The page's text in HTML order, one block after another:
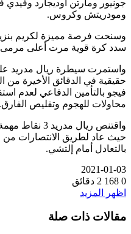
جونيور ومارتن أوديجارد وفيدي
ومودريتش وكروس.
سدد كرة قوية مرت أعلى مرمى
واستمرت سيطرة ريال مدريد
حقيقية في الدقائق الأخيرة من
فيجو بالتأمين الدفاعي لعدم
محاولات للهجوم وتقليص الفارق.
واقتنص ريال
حيث عاد لطريق الانتصارات من
بالتعادل أمام إلتشي.
2021-01-03
0
2 دقائق
اظهر المزيد
مقالات ذات صلة